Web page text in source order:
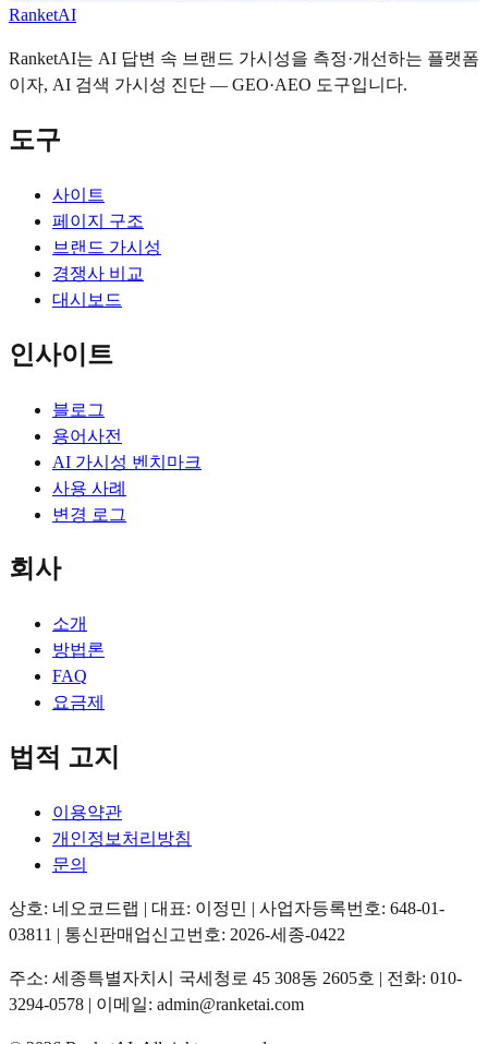
RanketAI
RanketAI는 AI 답변 속 브랜드 가시성을 측정·개선하는 플랫폼
이자, AI 검색 가시성 진단 — GEO·AEO 도구입니다.
도구
사이트
페이지 구조
브랜드 가시성
경쟁사 비교
대시보드
인사이트
블로그
용어사전
AI 가시성 벤치마크
사용 사례
변경 로그
회사
소개
방법론
FAQ
요금제
법적 고지
이용약관
개인정보처리방침
문의
상호: 네오코드랩 | 대표: 이정민 | 사업자등록번호: 648-01-
03811 | 통신판매업신고번호: 2026-세종-0422
주소: 세종특별자치시 국세청로 45 308동 2605호 | 전화: 010-
3294-0578 | 이메일: admin@ranketai.com